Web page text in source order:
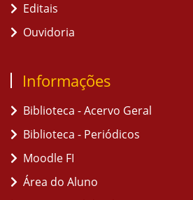
Editais
Ouvidoria
Informações
Biblioteca - Acervo Geral
Biblioteca - Periódicos
Moodle FI
Área do Aluno